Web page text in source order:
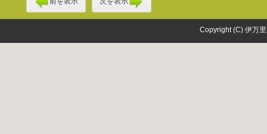
Copyright (C) 伊万